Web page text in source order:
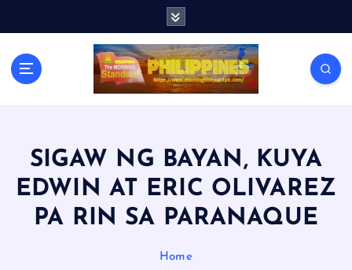
SIGAW NG BAYAN, KUYA
EDWIN AT ERIC OLIVAREZ
PA RIN SA PARANAQUE
Home